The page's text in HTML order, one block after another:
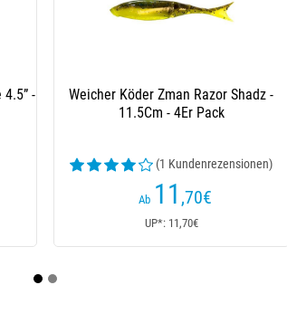
-
Weichköder Deps Sakamata Shad 5” -
12.5Cm - 6Er Pack
(1 Kundenrezensionen)
12,90
UP*: 13,90€